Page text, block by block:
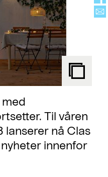
Til våren
lanserer nå Clas
innenfor